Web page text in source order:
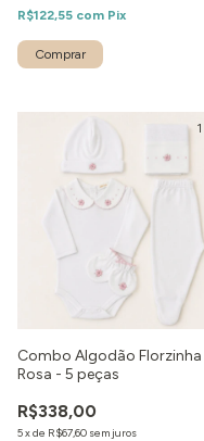
R$122,55 com Pix
1
Combo Algodão Florzinha
Rosa - 5 peças
R$338,00
5xde R$67,60 sem juros